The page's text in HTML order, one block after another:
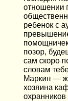
отношении
ребенок с
позор,
сам скоро
словам
Маркин —
хозяина